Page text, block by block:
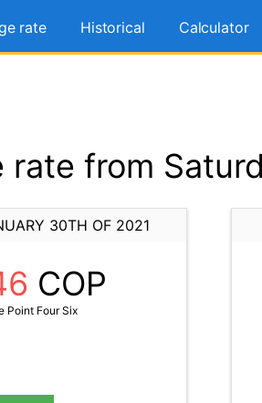
rate Historical Calculator
rate from
30TH OF 2021
COP
Point Four Six